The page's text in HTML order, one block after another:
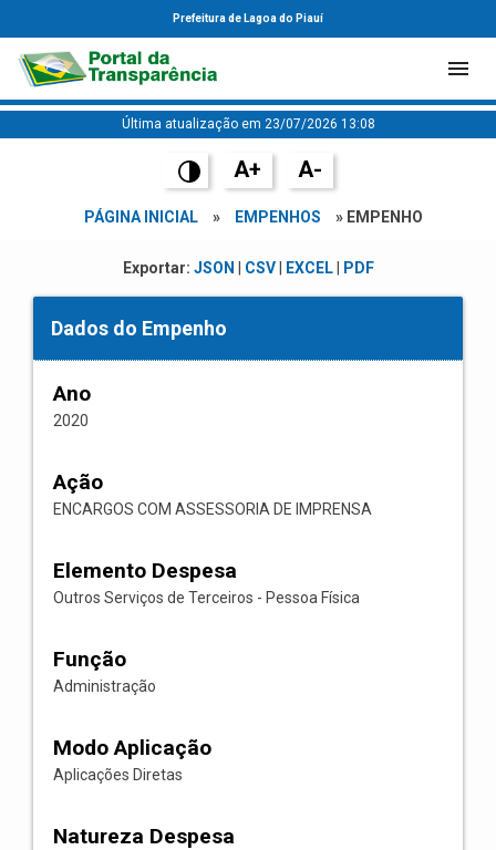
Prefeitura de Lagoa do Piauí
Última atualização em 23/07/2026 13:08
A+ A-
PÁGINA INICIAL » EMPENHOS » EMPENHO
Exportar: JSON CSV| EXCEL| PDF
Dados do Empenho
Ano
2020
Ação
ENCARGOS COM ASSESSORIA DE IMPRENSA
Elemento Despesa
Outros Serviços de Terceiros - Pessoa Física
Função
Administração
Modo Aplicação
Aplicações Diretas
Natureza Despesa